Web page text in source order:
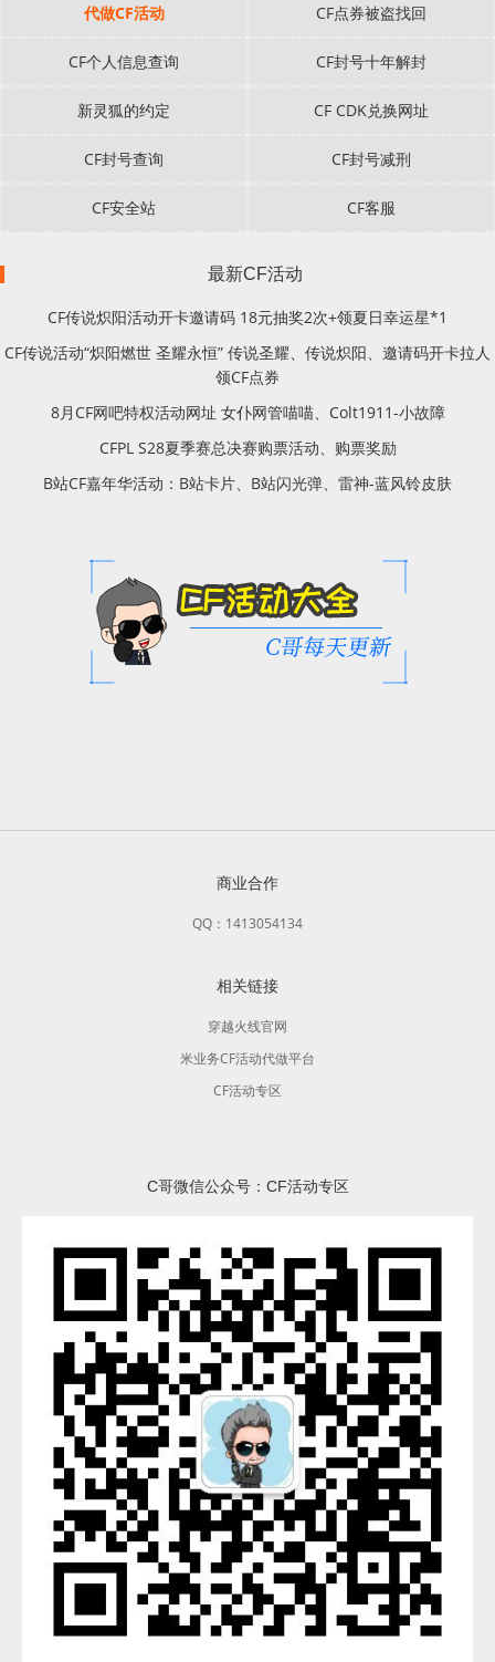
代做CF活动 CF点券被盗找回
CF个人信息查询 CF封号十年解封
新灵狐的约定 CF CDK兑换网址
CF封号查询 CF封号减刑
CF安全站 CF客服
最新CF活动
CF传说炽阳活动开卡邀请码 18元抽奖2次+领夏日幸运星*1
CF传说活动“炽阳燃世 圣耀永恒” 传说圣耀、传说炽阳、邀请码开卡拉人
领CF点券
8月CF网吧特权活动网址 女仆网管喵喵、Colt1911-小故障
CFPL S28夏季赛总决赛购票活动、购票奖励
B站CF嘉年华活动：B站卡片、B站闪光弹、雷神-蓝风铃皮肤
商业合作
QQ：1413054134
相关链接
穿越火线官网
米业务CF活动代做平台
CF活动专区
C哥微信公众号：CF活动专区